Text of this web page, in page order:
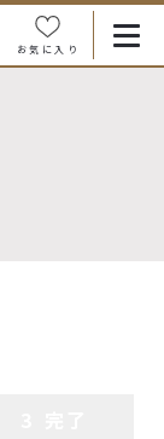
お気に入り